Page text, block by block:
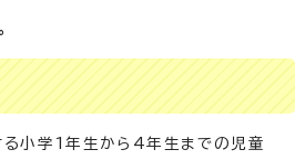
小学1年生から4年生までの児童